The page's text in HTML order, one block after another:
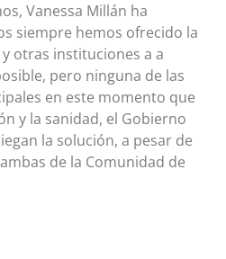
Vanessa Millán ha
siempre hemos ofrecido la
otras instituciones a a
pero ninguna de las
en este momento que
y la sanidad, el Gobierno
la solución, a pesar de
de la Comunidad de